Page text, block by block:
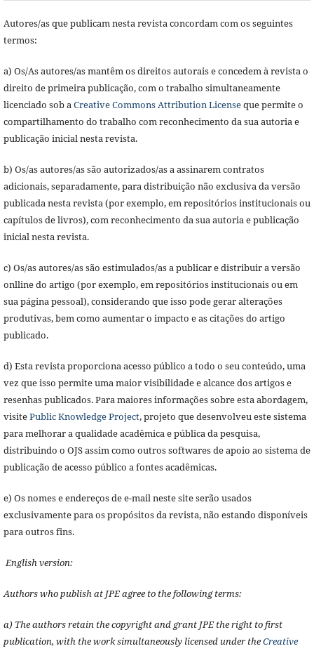
Autores/as que publicam nesta revista concordam com os seguintes
termos:
a) Os/As autores/as mantêm os direitos autorais e concedem à revista o
direito de primeira publicação, com o trabalho simultaneamente
licenciado sob aCreative Commons Attribution Licenseque permite o
compartilhamento do trabalho com reconhecimento da sua autoria e
publicação inicial nesta revista.
b) Os/as autores/as são autorizados/as a assinarem contratos
adicionais, separadamente, para distribuição não exclusiva da versão
publicada nesta revista (por exemplo, em repositórios institucionais ou
capítulos de livros), com reconhecimento da sua autoria e publicação
inicial nesta revista.
c) Os/as autores/as são estimulados/as a publicar e distribuir a versão
onlline do artigo (por exemplo, em repositórios institucionais ou em
sua página pessoal), considerando que isso pode gerar alterações
produtivas, bem como aumentar o impacto e as citações do artigo
publicado.
d) Esta revista proporciona acesso público a todo o seu conteúdo, uma
vez que isso permite uma maior visibilidade e alcance dos artigos e
resenhas publicados. Para maiores informações sobre esta abordagem,
visitePublic Knowledge Project, projeto que desenvolveu este sistema
para melhorar a qualidade acadêmica e pública da pesquisa,
distribuindo o OJS assim como outros softwares de apoio ao sistema de
publicação de acesso público a fontes acadêmicas.
e) Os nomes e endereços de e-mail neste site serão usados
exclusivamente para os propósitos da revista, não estando disponíveis
para outros fins.
English version:
Authors who publish at JPE agree to the following terms:
a) The authors retain the copyright and grant JPE the right to first
publication, with the work simultaneously licensed under theCreative